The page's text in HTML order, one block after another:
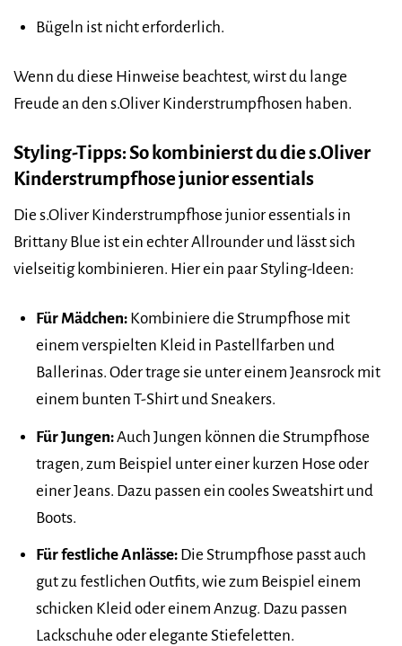
Bügeln ist nicht erforderlich.
Wenn du diese Hinweise beachtest, wirst du lange
Freude an den s.Oliver Kinderstrumpfhosen haben.
Styling-Tipps: So kombinierst du die s.Oliver
Kinderstrumpfhose junior essentials
Die s.Oliver Kinderstrumpfhose junior essentials in
Brittany Blue ist ein echter Allrounder und lässt sich
vielseitig kombinieren. Hier ein paar Styling-Ideen:
Für Mädchen:Kombiniere die Strumpfhose mit
einem verspielten Kleid in Pastellfarben und
Ballerinas. Oder trage sie unter einem Jeansrock mit
einem bunten T-Shirt und Sneakers.
Für Jungen:Auch Jungen können die Strumpfhose
tragen, zum Beispiel unter einer kurzen Hose oder
einer Jeans. Dazu passen ein cooles Sweatshirt und
Boots.
Für festliche Anlässe:Die Strumpfhose passt auch
gut zu festlichen Outfits, wie zum Beispiel einem
schicken Kleid oder einem Anzug. Dazu passen
Lackschuhe oder elegante Stiefeletten.